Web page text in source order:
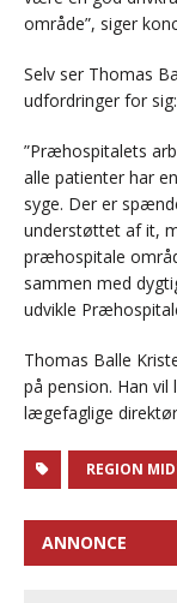
område”, siger
Selv ser Thomas
udfordringer for sig:
”Præhospitalets
alle patienter har
syge. Der er
understøttet af it,
præhospitale
sammen med
udvikle
Thomas Balle
på pension. Han
lægefaglige
REGION
ANNONCE